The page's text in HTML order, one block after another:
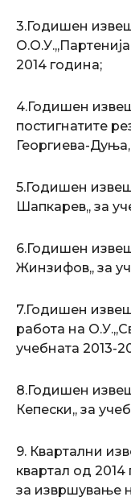
3.Годишен
2014 година;
4.Годишен
постигнатите
Георгиева-
5.Годишен
Шапкарев,, за
6.Годишен
Жинзифов,, за
7.Годишен
работа на
учебната 2013-
8.Годишен
Кепески,, за
9. Квартални
квартал од 2014
за извршување